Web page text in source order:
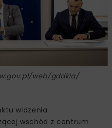
web/gddkia/
widzenia
wschód z centrum